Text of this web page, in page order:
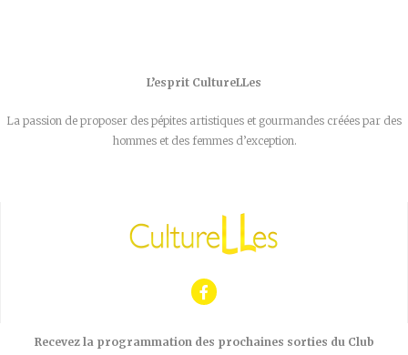
L’esprit CultureLLes
La passion de proposer des pépites artistiques et gourmandes créées par des
hommes et des femmes d’exception.
Recevez la programmation des prochaines sorties du Club